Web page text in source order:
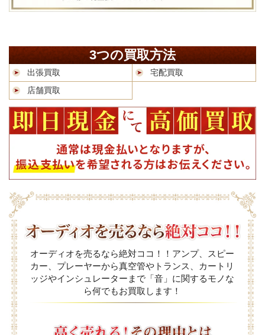
3つの買取方法
出張買取
宅配買取
店舗買取
オーディオを売るなら絶対ココ！！アンプ、スピー
カー、プレーヤーから真空管やトランス、カートリ
ッジやインシュレーターまで「音」に関するモノな
ら何でもお買取します！